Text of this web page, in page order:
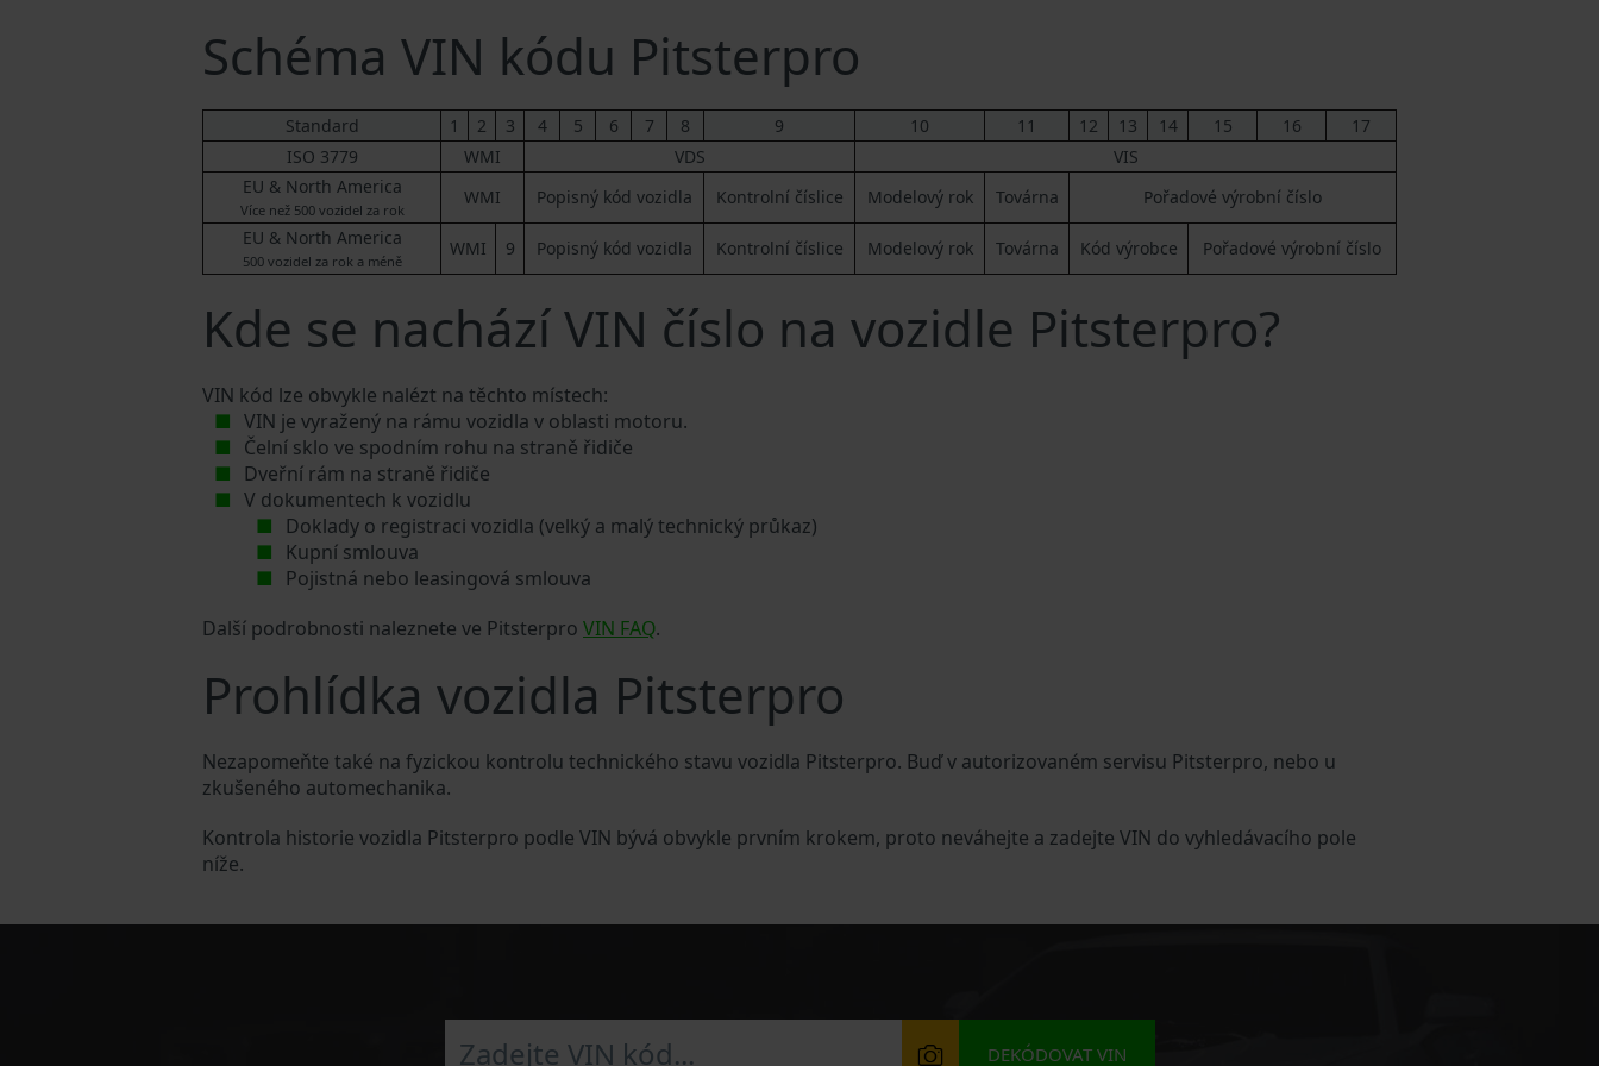
Schéma VIN kódu Pitsterpro
Standard 1 2 3 4 5 6 7 8 9 10 11 12 13 14 15 16
17
ISO 3779
WMI VDS
VIS
EU & North America
Více než 500 vozidel za rok
WMI Popisný kód vozidla Kontrolní číslice Modelový rok Továrna
Pořadové výrobní číslo
EU & North America
500 vozidel za rok a méně
WMI 9 Popisný kód vozidla Kontrolní číslice Modelový rok Továrna Kód výrobce Pořadové výrobní číslo
Kde se nachází VIN číslo na vozidle Pitsterpro?
VIN kód lze obvykle nalézt na těchto místech:
VIN je vyražený na rámu vozidla v oblasti motoru.
Čelní sklo ve spodním rohu na straně řidiče
Dveřní rám na straně řidiče
V dokumentech k vozidlu
Doklady o registraci vozidla (velký a malý technický průkaz)
Kupní smlouva
Pojistná nebo leasingová smlouva
Další podrobnosti naleznete ve Pitsterpro VIN FAQ.
Prohlídka vozidla Pitsterpro
Nezapomeňte také na fyzickou kontrolu technického stavu vozidla Pitsterpro. Buď v autorizovaném servisu Pitsterpro, nebo u
zkušeného automechanika.
Kontrola historie vozidla Pitsterpro podle VIN bývá obvykle prvním krokem, proto neváhejte a zadejte VIN do vyhledávacího pole
níže.
DEKÓDOVAT VIN